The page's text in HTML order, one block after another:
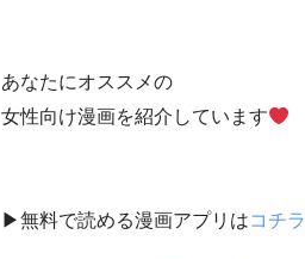
あなたにオススメの
女性向け漫画を紹介しています
▶︎無料で読める漫画アプリはコチラ